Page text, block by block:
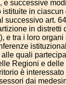
e successive
istituite in ciascun
successivo art.
in distretti
e tra i loro organi
alle quali
Regioni e delle
è
dai